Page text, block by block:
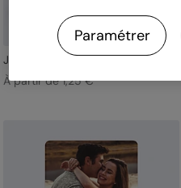
Jolie Lavande
À partir de 1,25 €
Paramétrer